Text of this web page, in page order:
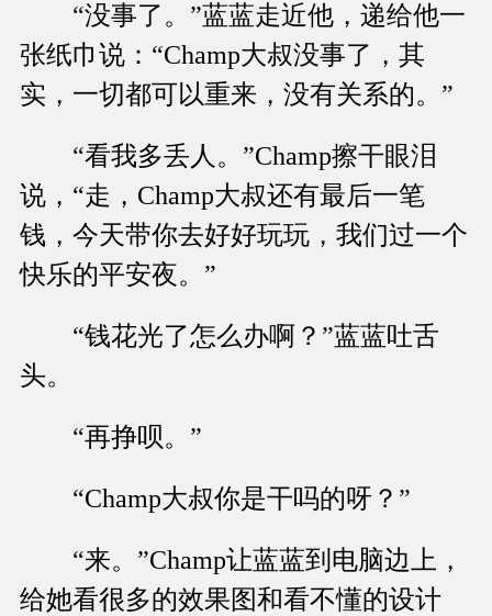
“没事了。”蓝蓝走近他，递给他一
张纸巾说：“Champ大叔没事了，其
实，一切都可以重来，没有关系的。”
“看我多丢人。”Champ擦干眼泪
说，“走，Champ大叔还有最后一笔
钱，今天带你去好好玩玩，我们过一个
快乐的平安夜。”
“钱花光了怎么办啊？”蓝蓝吐舌
头。
“再挣呗。”
“Champ大叔你是干吗的呀？”
“来。”Champ让蓝蓝到电脑边上，
给她看很多的效果图和看不懂的设计